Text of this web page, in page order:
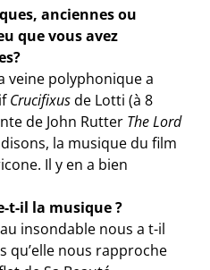
anciennes ou
que vous avez
veine polyphonique a
Crucifixusde Lotti (à 8
de John Rutter The Lord
la musique du film
Il y en a bien
t-il la musique ?
insondable nous a t-il
qu’elle nous rapproche